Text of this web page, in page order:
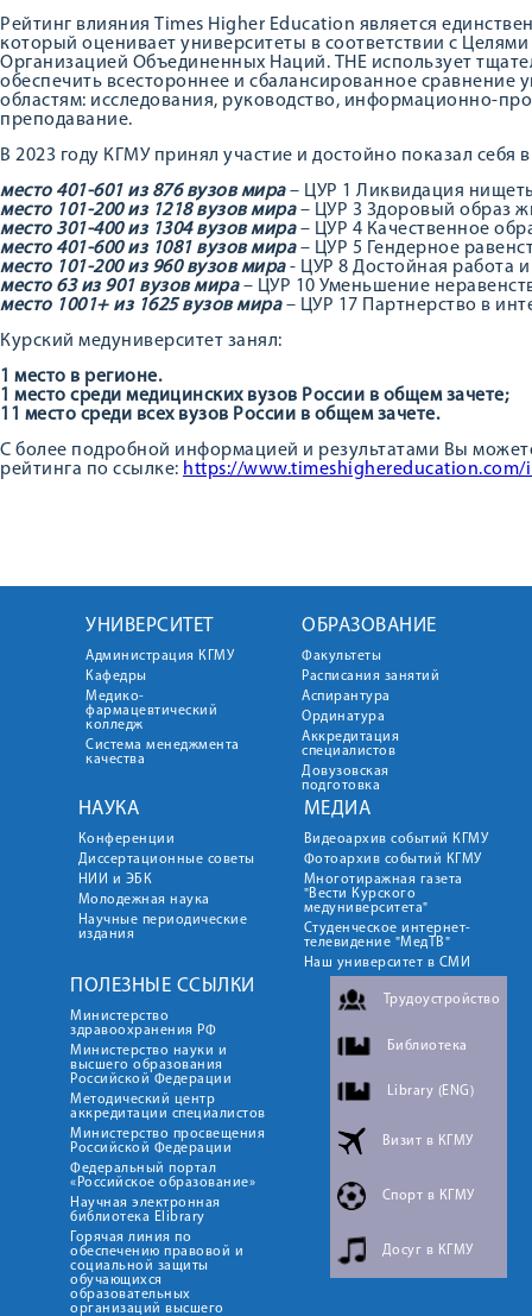
Рейтинг влияния Times Higher Education является
который оценивает университеты в соответствии с
Организацией Объединенных Наций. THE использует
обеспечить всестороннее и сбалансированное
областям: исследования, руководство, информационно-
преподавание.
В 2023 году КГМУ принял участие и достойно показал себя
место 401-601 из 876 вузов мира– ЦУР 1 Ликвидация
место 101-200 из 1218 вузов мира– ЦУР 3 Здоровый образ
место 301-400 из 1304 вузов мира– ЦУР 4 Качественное
место 401-600 из 1081 вузов мира– ЦУР 5 Гендерное
место 101-200 из 960 вузов мира- ЦУР 8 Достойная работа
место 63 из 901 вузов мира– ЦУР 10 Уменьшение
место 1001+ из 1625 вузов мира– ЦУР 17 Партнерство в
Курский медуниверситет занял:
1 место в регионе.
1 место среди медицинских вузов России в общем зачете;
11 место среди всех вузов России в общем зачете.
С более подробной информацией и результатами Вы
рейтинга по ссылке: https://www.timeshighereducation.com/
УНИВЕРСИТЕТ
Администрация КГМУ
Кафедры
Медико-
фармацевтический
колледж
Система менеджмента
качества
ОБРАЗОВАНИЕ
Факультеты
Расписания занятий
Аспирантура
Ординатура
Аккредитация
специалистов
Довузовская
подготовка
НАУКА
Конференции
Диссертационные советы
НИИ и ЭБК
Молодежная наука
Научные периодические
издания
МЕДИА
Видеоархив событий КГМУ
Фотоархив событий КГМУ
Многотиражная газета
"Вести Курского
медуниверситета"
Студенческое интернет-
телевидение "МедТВ"
Наш университет в СМИ
ПОЛЕЗНЫЕ ССЫЛКИ
Министерство
здравоохранения РФ
Министерство науки и
высшего образования
Российской Федерации
Методический центр
аккредитации специалистов
Министерство просвещения
Российской Федерации
Федеральный портал
«Российское образование»
Научная электронная
библиотека Elibrary
Горячая линия по
обеспечению правовой и
социальной защиты
обучающихся
образовательных
организаций высшего
Трудоустройство
Библиотека
Library (ENG)
Визит в КГМУ
Спорт в КГМУ
Досуг в КГМУ